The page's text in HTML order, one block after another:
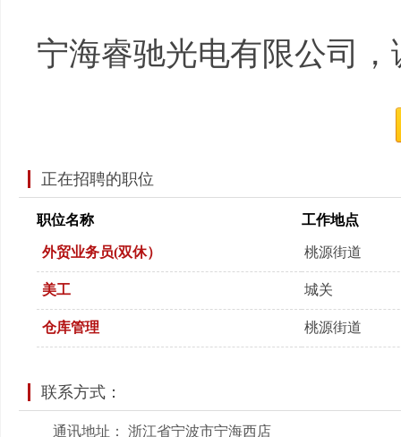
宁海睿驰光电有限公司
正在招聘的职位
职位名称 工作地点
外贸业务员(双休） 桃源街道
美工 城关
仓库管理 桃源街道
联系方式：
通讯地址：
浙江省宁波市宁海西店